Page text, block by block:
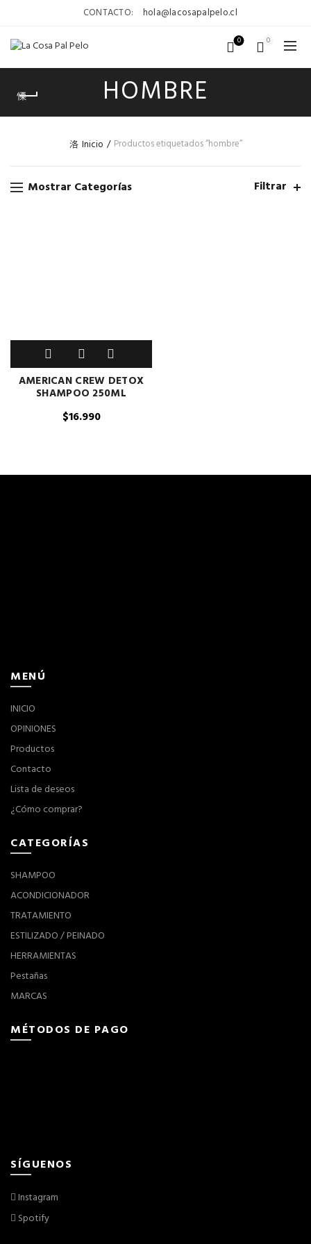
CONTACTO: hola@lacosapalpelo.cl
0 0
HOMBRE
Inicio Productos etiquetados “hombre”
Mostrar Categorías Filtrar
AMERICAN CREW DETOX
SHAMPOO 250ML
$16.990
MENÚ
INICIO
OPINIONES
Productos
Contacto
Lista de deseos
¿Cómo comprar?
CATEGORÍAS
SHAMPOO
ACONDICIONADOR
TRATAMIENTO
ESTILIZADO / PEINADO
HERRAMIENTAS
Pestañas
MARCAS
MÉTODOS DE PAGO
SÍGUENOS
Instagram
Spotify